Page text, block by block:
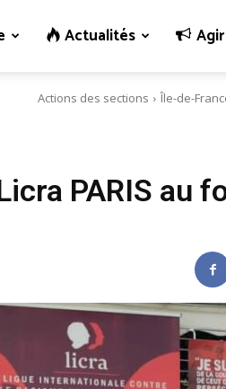
Actualités Agir
Actions des sections Île-de-
PARIS au